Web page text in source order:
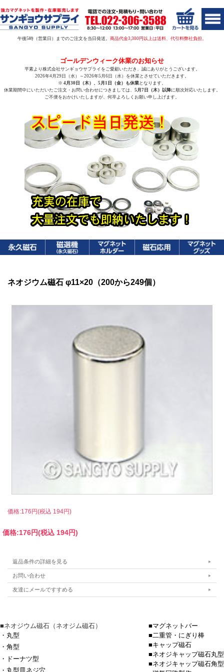
午後5時（営業日）までのご注文を当日発送。 商品代金3,300円以上は送料、代引料弊社負担。
ゴールデンウィーク休業のお知らせ
平素より株式会社サンギョウサプライをご愛顧いただき、誠にありがとうございます。
2026年4月29日（水）～2026年5月6日（水） を休業とさせていただきます。
※ 4月30日（木）、5月1日（金）も休業となります。
休業期間中にいただいたご注文・お問い合わせにつきましては、 5月7日（木）以降に順次対応いたします。
ご不便をおかけいたしますが、何卒よろしくお願い申し上げます。
ネオジウム磁石 φ11×20（200から249個）
価格:176円(税込 194円)
価格:176円(税込 194円)
返品条件の詳細を見る
お問い合わせ
友達にメールですすめる
■ネオジウム磁石（ネオジム磁石）
・丸型
・角型
・ドーナツ型
・丸型皿ネジ穴
■マグネットバー
■二重管・にぎり棒
■キャップ磁石
■ネオジキャップ磁石丸型
■ネオジキャップ磁石角型